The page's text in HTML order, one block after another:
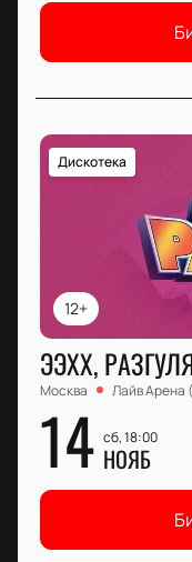
12+
Дискотека
ЭЭХХ,
Москва Лайв Арена
14 сб, 18:00
НОЯБ